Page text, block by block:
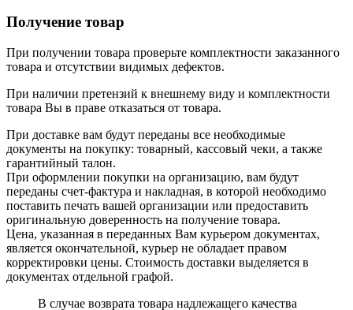
Получение товар
При получении товара проверьте комплектности заказанного
товара и отсутствии видимых дефектов.
При наличии претензий к внешнему виду и комплектности
товара Вы в праве отказаться от товара.
При доставке вам будут переданы все необходимые
документы на покупку: товарный, кассовый чеки, а также
гарантийный талон.
При оформлении покупки на организацию, вам будут
переданы счет-фактура и накладная, в которой необходимо
поставить печать вашей организации или предоставить
оригинальную доверенность на получение товара.
Цена, указанная в переданных Вам курьером документах,
является окончательной, курьер не обладает правом
корректировки цены. Стоимость доставки выделяется в
документах отдельной графой.
В случае возврата товара надлежащего качества